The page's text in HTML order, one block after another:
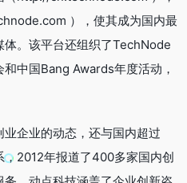
），使其成为国内最
。该平台还组织了TechNode
中国Bang Awards年度活动，
企业的动态，还与国内超过
2012年报道了400多家国内创